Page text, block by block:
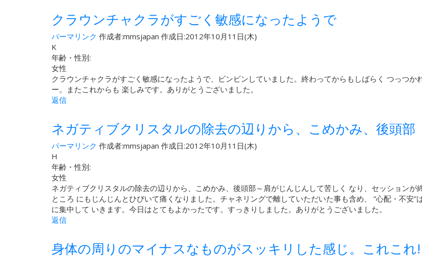
クラウンチャクラがすごく敏感になったようで
パーマリンク 作成者:mmsjapan 作成日:2012年10月11日(木)
K
年齢・性別:
女性
クラウンチャクラがすごく敏感になったようで、ビンビンしていました。終わってからもしばらく つっつ
ー。またこれからも 楽しみです。ありがとうございました。
返信
ネガティブクリスタルの除去の辺りから、こめかみ、後頭部
パーマリンク 作成者:mmsjapan 作成日:2012年10月11日(木)
H
年齢・性別:
女性
ネガティブクリスタルの除去の辺りから、こめかみ、後頭部～肩がじんじんして苦しく なり、セッション
ところ にもじんじんとひびいて痛くなりました。チャネリングで離していただいた事も含め、 ”心配・不安
に集中して いきます。今日はとてもよかったです。すっきりしました。ありがとうございました。
返信
身体の周りのマイナスなものがスッキリした感じ。これこれ!